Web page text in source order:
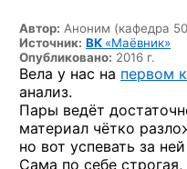
Автор: Аноним (кафедра
Источник: ВК «Маёвник»
Опубликовано: 2016 г.
Вела у нас на первом
анализ.
Пары ведёт
материал чётко
но вот успевать за
Сама по себе строгая,